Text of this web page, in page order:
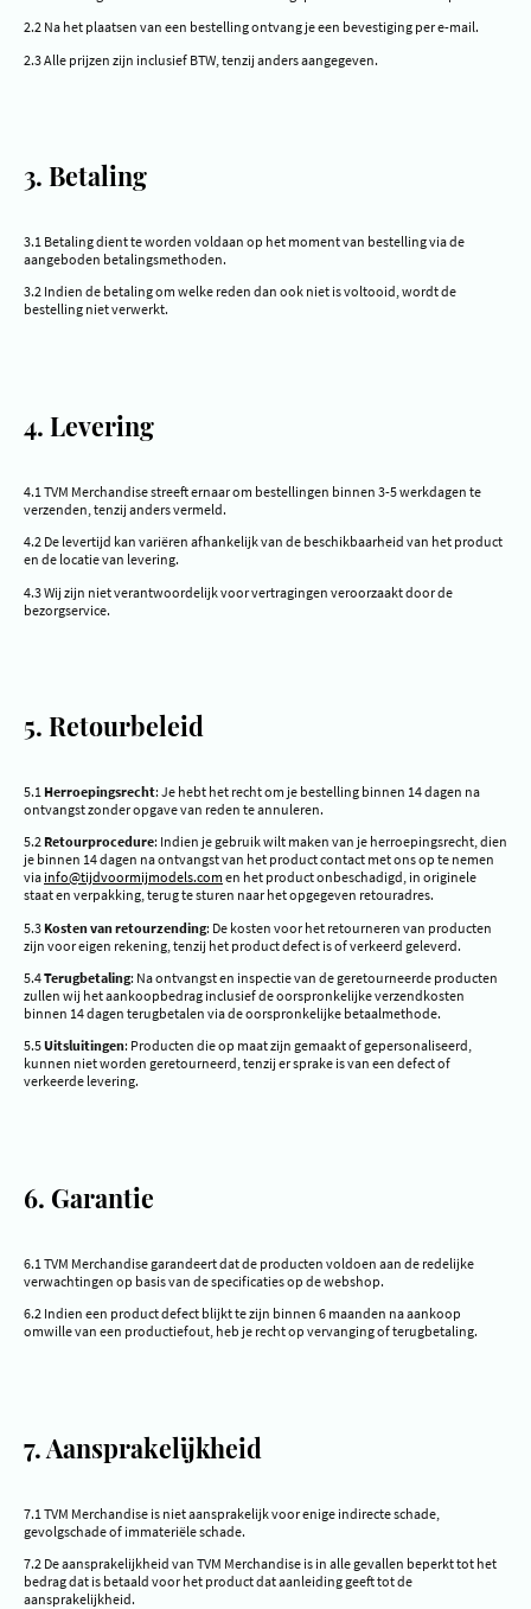
2.2 Na het plaatsen van een bestelling ontvang je een bevestiging per e-mail.
2.3 Alle prijzen zijn inclusief BTW, tenzij anders aangegeven.
3. Betaling
3.1 Betaling dient te worden voldaan op het moment van bestelling via de
aangeboden betalingsmethoden.
3.2 Indien de betaling om welke reden dan ook niet is voltooid, wordt de
bestelling niet verwerkt.
4. Levering
4.1 TVM Merchandise streeft ernaar om bestellingen binnen 3-5 werkdagen te
verzenden, tenzij anders vermeld.
4.2 De levertijd kan variëren afhankelijk van de beschikbaarheid van het product
en de locatie van levering.
4.3 Wij zijn niet verantwoordelijk voor vertragingen veroorzaakt door de
bezorgservice.
5. Retourbeleid
5.1 Herroepingsrecht: Je hebt het recht om je bestelling binnen 14 dagen na
ontvangst zonder opgave van reden te annuleren.
5.2 Retourprocedure: Indien je gebruik wilt maken van je herroepingsrecht, dien
je binnen 14 dagen na ontvangst van het product contact met ons op te nemen
via info@tijdvoormijmodels.com en het product onbeschadigd, in originele
staat en verpakking, terug te sturen naar het opgegeven retouradres.
5.3 Kosten van retourzending: De kosten voor het retourneren van producten
zijn voor eigen rekening, tenzij het product defect is of verkeerd geleverd.
5.4Terugbetaling: Na ontvangst en inspectie van de geretourneerde producten
zullen wij het aankoopbedrag inclusief de oorspronkelijke verzendkosten
binnen 14 dagen terugbetalen via de oorspronkelijke betaalmethode.
5.5Uitsluitingen: Producten die op maat zijn gemaakt of gepersonaliseerd,
kunnen niet worden geretourneerd, tenzij er sprake is van een defect of
verkeerde levering.
6. Garantie
6.1 TVM Merchandise garandeert dat de producten voldoen aan de redelijke
verwachtingen op basis van de specificaties op de webshop.
6.2 Indien een product defect blijkt te zijn binnen 6 maanden na aankoop
omwille van een productiefout, heb je recht op vervanging of terugbetaling.
7. Aansprakelijkheid
7.1 TVM Merchandise is niet aansprakelijk voor enige indirecte schade,
gevolgschade of immateriële schade.
7.2 De aansprakelijkheid van TVM Merchandise is in alle gevallen beperkt tot het
bedrag dat is betaald voor het product dat aanleiding geeft tot de
aansprakelijkheid.